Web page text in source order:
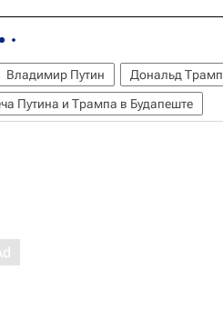
Владимир Путин
Дональд Трамп
Путина и Трампа в Будапеште